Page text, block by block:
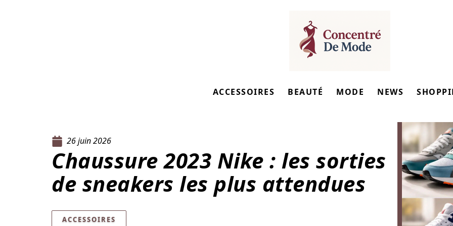
ACCESSOIRES BEAUTÉ MODE NEWS
26 juin 2026
Chaussure 2023 Nike : les sorties
de sneakers les plus attendues
ACCESSOIRES